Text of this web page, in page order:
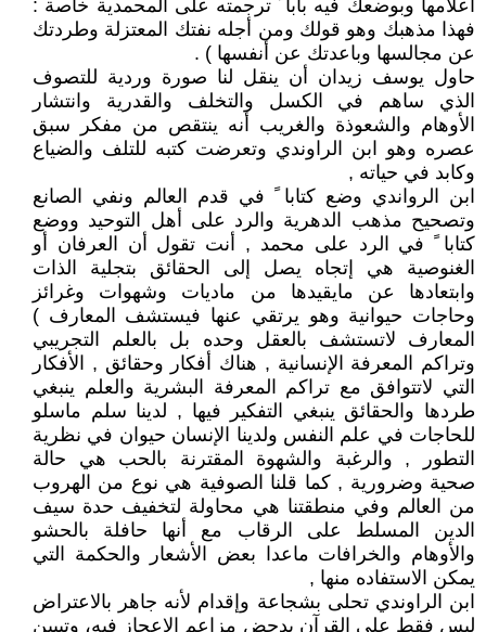
أعلامها وبوضعك فيه بابا ً ترجمته على المحمدية خاصة :
فهذا مذهبك وهو قولك ومن أجله نفتك المعتزلة وطردتك
عن مجالسها وباعدتك عن أنفسها ) .
حاول يوسف زيدان أن ينقل لنا صورة وردية للتصوف
الذي ساهم في الكسل والتخلف والقدرية وانتشار
الأوهام والشعوذة والغريب أنه ينتقص من مفكر سبق
عصره وهو ابن الراوندي وتعرضت كتبه للتلف والضياع
وكابد في حياته ,
ابن الرواندي وضع كتابا ً في قدم العالم ونفي الصانع
وتصحيح مذهب الدهرية والرد على أهل التوحيد ووضع
كتابا ً في الرد على محمد , أنت تقول أن العرفان أو
الغنوصية هي إتجاه يصل إلى الحقائق بتجلية الذات
وابتعادها عن مايقيدها من ماديات وشهوات وغرائز
وحاجات حيوانية وهو يرتقي عنها فيستشف المعارف )
المعارف لاتستشف بالعقل وحده بل بالعلم التجريبي
وتراكم المعرفة الإنسانية , هناك أفكار وحقائق , الأفكار
التي لاتتوافق مع تراكم المعرفة البشرية والعلم ينبغي
طردها والحقائق ينبغي التفكير فيها , لدينا سلم ماسلو
للحاجات في علم النفس ولدينا الإنسان حيوان في نظرية
التطور , والرغبة والشهوة المقترنة بالحب هي حالة
صحية وضرورية , كما قلنا الصوفية هي نوع من الهروب
من العالم وفي منطقتنا هي محاولة لتخفيف حدة سيف
الدين المسلط على الرقاب مع أنها حافلة بالحشو
والأوهام والخرافات ماعدا بعض الأشعار والحكمة التي
يمكن الاستفاده منها ,
ابن الراوندي تحلى بشجاعة وإقدام لأنه جاهر بالاعتراض
ليس فقط على القرآن بدحض مزاعم الإعجاز فيه، وتبيين